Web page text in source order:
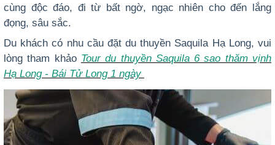
cùng độc đáo, đi từ bất ngờ, ngạc nhiên cho đến lắng
đọng, sâu sắc.
Du khách có nhu cầu đặt du thuyền Saquila Hạ Long, vui
lòng tham khảo Tour du thuyền Saquila 6 sao thăm vịnh
Hạ Long - Bái Tử Long 1 ngày